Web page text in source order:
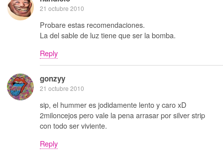
21 octubre 2010
Probare estas recomendaciones.
La del sable de luz tiene que ser la bomba.
Reply
gonzyy
21 octubre 2010
sip, el hummer es jodidamente lento y caro xD
2miloncejos pero vale la pena arrasar por silver strip
con todo ser viviente.
Reply